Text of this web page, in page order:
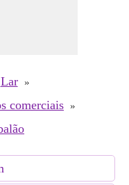
Lar »
comerciais »